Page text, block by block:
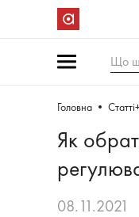
Що
Головна
Як
08.11.2021